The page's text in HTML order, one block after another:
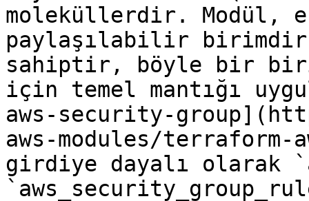
moleküllerdir. Modül,
paylaşılabilir
sahiptir, böyle bir
için temel mantığı
aws-security-
aws-modules/
girdiye dayalı olarak